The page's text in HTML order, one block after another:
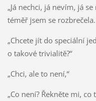
„Já nechci, já nevím, já
téměř jsem se rozbrečela.
„Chcete jít do speciální
o takové trivialitě?“
„Chci, ale to není,“
„Co není? Řekněte mi,